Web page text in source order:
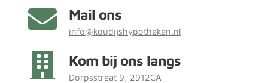
Mail ons
info@koudijshypotheken.nl
Kom bij ons langs
Dorpsstraat 9, 2912CA